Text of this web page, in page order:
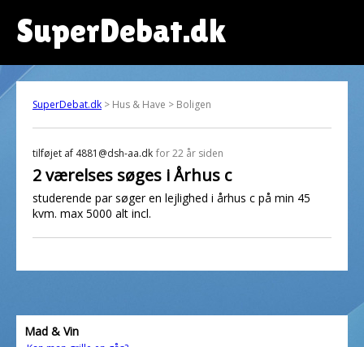
SuperDebat.dk
SuperDebat.dk > Hus & Have > Boligen
tilføjet af 4881@dsh-aa.dk for 22 år siden
2 værelses søges i Århus c
studerende par søger en lejlighed i århus c på min 45
kvm. max 5000 alt incl.
Mad & Vin